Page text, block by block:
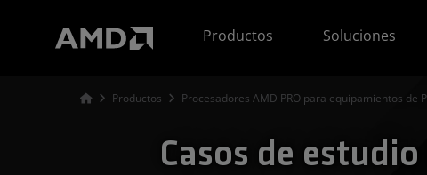
Productos
Soluciones
Productos Procesadores AMD PRO para equipamientos de
Casos de